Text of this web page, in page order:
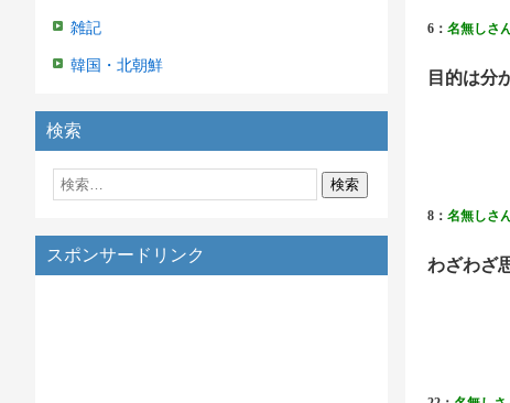
雑記
韓国・北朝鮮
検索
スポンサードリンク
6： 名無しさ
目的は分
8： 名無しさ
わざわざ